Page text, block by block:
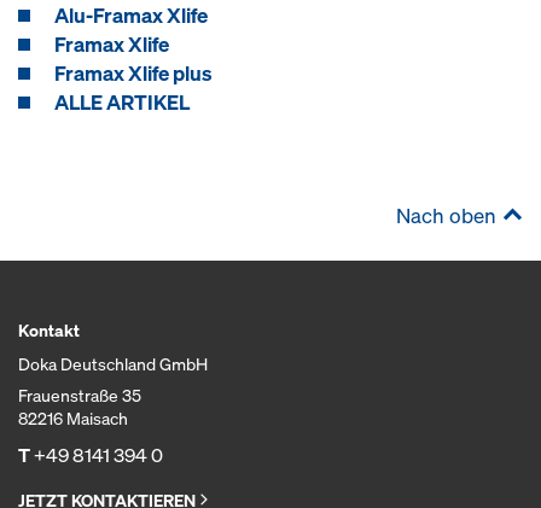
Alu-Framax Xlife
Framax Xlife
Framax Xlife plus
ALLE ARTIKEL
Nach oben
Kontakt
Doka Deutschland GmbH
Frauenstraße 35
82216 Maisach
T+49 8141 394 0
JETZT KONTAKTIEREN